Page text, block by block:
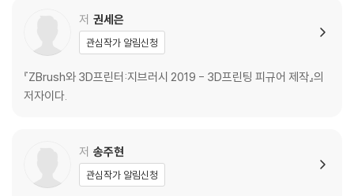
2. 3D Gizmo 기능
1) Customize
(1) Transform Type
(2) 변형기능
2) Sticky mode
5) Reset Mesh Orientation
6) Lock / UnLock
7) Transpose All Selected SubTools
저 권세은
관심작가 알림신청
『ZBrush와 3D프린터:지브러시 2019 - 3D프린팅 피규어 제작』의
저자이다.
저 송주현
관심작가 알림신청